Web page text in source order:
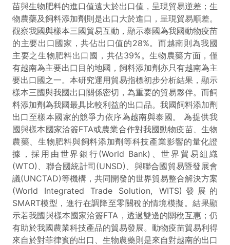
苗與生物肥料的進口值遠大於出口值，呈現貿易逆差；生
物農藥及飼料添加劑則是出口大於進口，呈現貿易順差。
觀察我國與樣本三國貿易互動，顯示泰國為我國動物疫苗
的主要出口國家，共佔出口值的28%。而越南則為我國
主要之生物肥料出口國，共佔39%。生物農藥方面，僅
有越南為主要出口目的地國，飼料添加劑亦只有越南為主
要出口國之一。本研究運用貿易指標初步分析結果，顯示
樣本三國與我國出口關係密切，為重要的貿易夥伴。而飼
料添加劑為我國最具比較利益的出口品。我國飼料添加劑
出口至樣本國家的競爭力依序為越南與泰國。 為提供我
國與樣本國家洽簽FTA或農業合作對我國動物疫苗、生物
農藥、生物肥料與飼料添加劑等科技產業影響的量化證
據，採用由世界銀行(World Bank)、世界貿易組織
(WTO)、聯合國統計司(UNSD)、與聯合國貿易暨發展會
議(UNCTAD)等機構，共同開發的世界貿易整合解決方案
(World Integrated Trade Solution, WITS)發展的
SMART模型，進行在調降至零關稅的情境模擬。結果顯
示若我國與樣本國家洽簽FTA，透過雙邊的關稅互惠；仍
有助於我國農業科技產品的貿易發展。動物疫苗貿易利得
來自於對菲律賓的出口、生物農藥則是來自對越南的出口